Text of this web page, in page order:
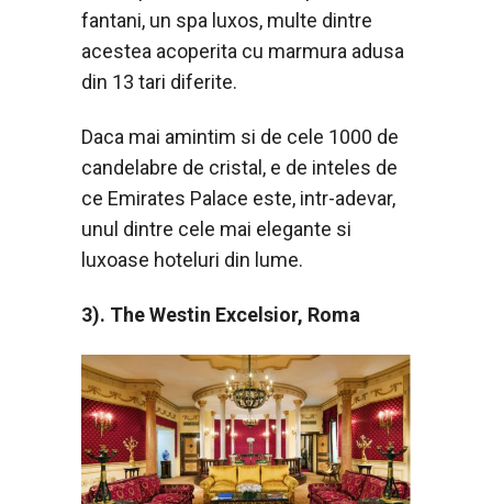
fantani, un spa luxos, multe dintre
acestea acoperita cu marmura adusa
din 13 tari diferite.
Daca mai amintim si de cele 1000 de
candelabre de cristal, e de inteles de
ce Emirates Palace este, intr-adevar,
unul dintre cele mai elegante si
luxoase hoteluri din lume.
3). The Westin Excelsior, Roma